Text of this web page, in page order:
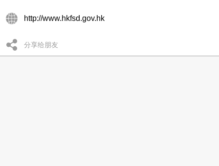
http://www.hkfsd.gov.hk
分享给朋友